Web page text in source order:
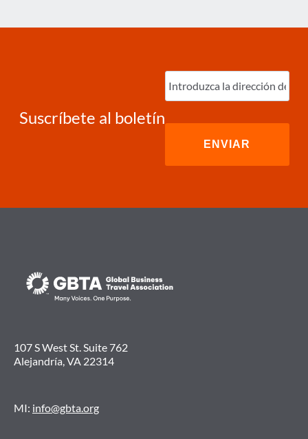
Suscríbete al boletín
Ingrese
correo
electrónico
107 S West St. Suite 762
Alejandría, VA 22314
MI: info@gbta.org